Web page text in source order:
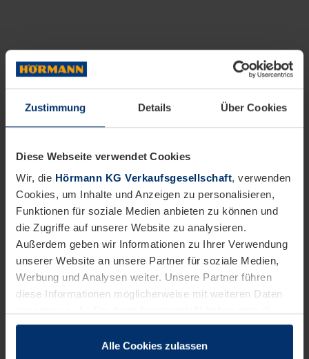
Zustimmung Details Über Cookies
Diese Webseite verwendet Cookies
Wir, die Hörmann KG Verkaufsgesellschaft, verwenden
Cookies, um Inhalte und Anzeigen zu personalisieren,
Funktionen für soziale Medien anbieten zu können und
die Zugriffe auf unserer Website zu analysieren.
Außerdem geben wir Informationen zu Ihrer Verwendung
unserer Website an unsere Partner für soziale Medien,
Werbung und Analysen weiter. Unsere Partner führen
diese Informationen möglicherweise mit weiteren Daten
sie im Rahmen Ihrer Nutzung der Dienste gesammelt
Alle Cookies zulassen